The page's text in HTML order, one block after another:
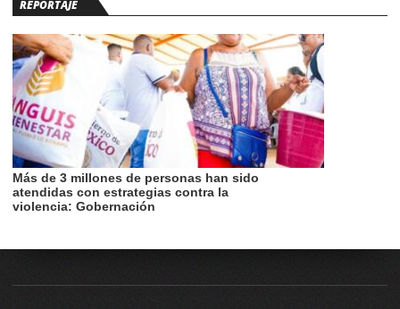
REPORTAJE
Más de 3 millones de personas han sido
atendidas con estrategias contra la
violencia: Gobernación